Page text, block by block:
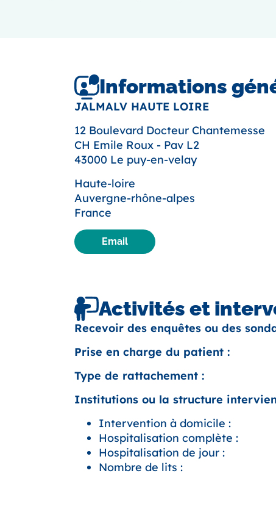
Informations
JALMALV HAUTE LOIRE
12 Boulevard Docteur Chantemesse
CH Emile Roux - Pav L2
43000 Le puy-en-velay
Haute-loire
Auvergne-rhône-alpes
France
Email
Activités et
Recevoir des enquêtes ou des
Prise en charge du patient :
Type de rattachement :
Institutions ou la structure
Intervention à domicile :
Hospitalisation complète :
Hospitalisation de jour :
Nombre de lits :